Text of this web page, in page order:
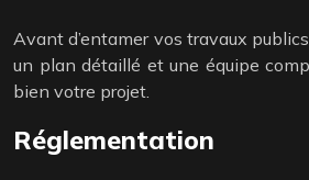
Avant d’entamer vos travaux
un plan détaillé et une équipe
bien votre projet.
Réglementation